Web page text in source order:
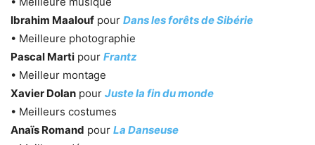
Ibrahim Maalouf pour Dans les forêts de Sibérie
• Meilleure photographie
Pascal Marti pour Frantz
• Meilleur montage
Xavier Dolan pour Juste la fin du monde
• Meilleurs costumes
Anaïs Romand pour La Danseuse